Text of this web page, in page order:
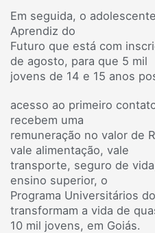
Em seguida, o
Aprendiz do
Futuro que está com
de agosto, para que 5 mil
jovens de 14 e 15 anos
acesso ao primeiro
recebem uma
remuneração no valor de
vale alimentação, vale
transporte, seguro de
ensino superior, o
Programa Universitários
transformam a vida de
10 mil jovens, em Goiás.